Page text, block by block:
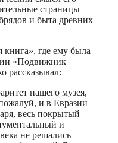
страницы
и быта древних
книга», где ему была
«Подвижник
рассказывал:
нашего музея,
и в Евразии –
весь покрытый
и
не решались